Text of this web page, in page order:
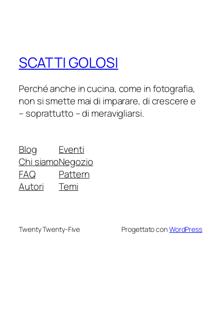
SCATTI GOLOSI
Perché anche in cucina, come in fotografia,
non si smette mai di imparare, di crescere e
– soprattutto – di meravigliarsi.
Blog
Chi siamo
FAQ
Autori
Eventi
Negozio
Pattern
Temi
Twenty Twenty-Five Progettato conWordPress